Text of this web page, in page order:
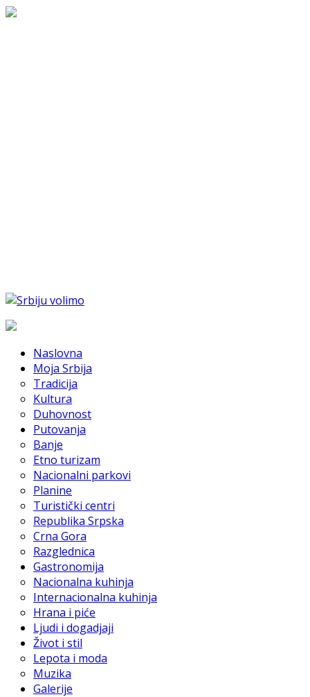
Naslovna
Moja Srbija
Tradicija
Kultura
Duhovnost
Putovanja
Banje
Etno turizam
Nacionalni parkovi
Planine
Turistički centri
Republika Srpska
Crna Gora
Razglednica
Gastronomija
Nacionalna kuhinja
Internacionalna kuhinja
Hrana i piće
Ljudi i dogadjaji
Život i stil
Lepota i moda
Muzika
Galerije